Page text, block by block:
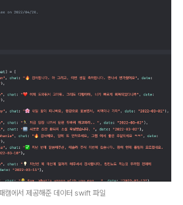
캠에서 제공해준 데이터 swift 파일